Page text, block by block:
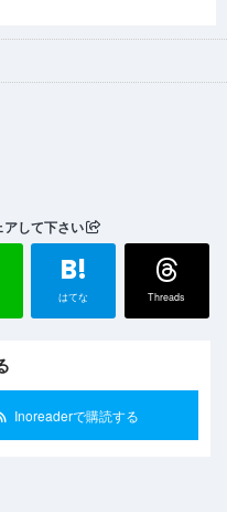
して下さい
B!
はてな Threads
Inoreaderで購読する